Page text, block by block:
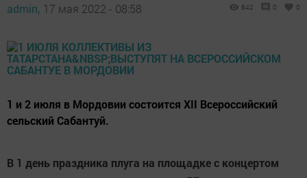
admin, 17 мая 2022 - 08:58 842 0 0
1 и 2 июля в Мордовии состоится XII Всероссийский
сельский Сабантуй.
В 1 день праздника плуга на площадке с концертом